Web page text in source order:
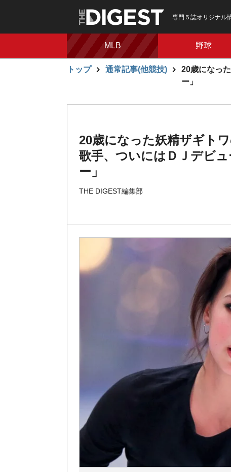
専門５誌オリジナル
MLB 野球
トップ 通常記事(他競技)
20歳になっ
ー」
20歳になった妖精ザギト
歌手、ついにはＤＪデビ
ー」
THE DIGEST編集部